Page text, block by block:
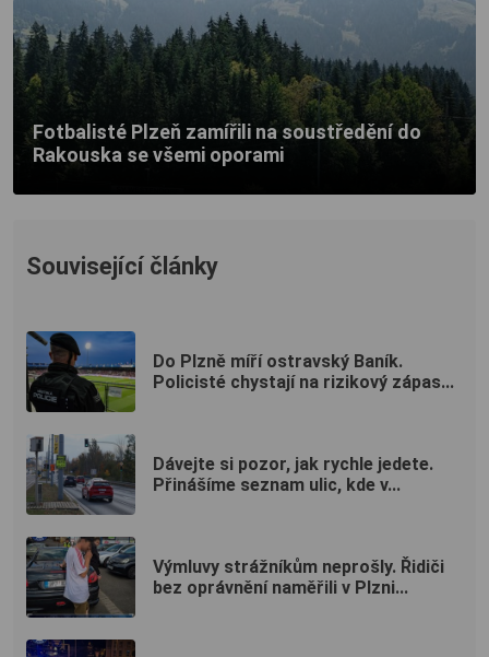
Fotbalisté Plzeň zamířili na soustředění do
Rakouska se všemi oporami
Související články
Do Plzně míří ostravský Baník.
Policisté chystají na rizikový zápas...
Dávejte si pozor, jak rychle jedete.
Přinášíme seznam ulic, kde v...
Výmluvy strážníkům neprošly. Řidiči
bez oprávnění naměřili v Plzni...